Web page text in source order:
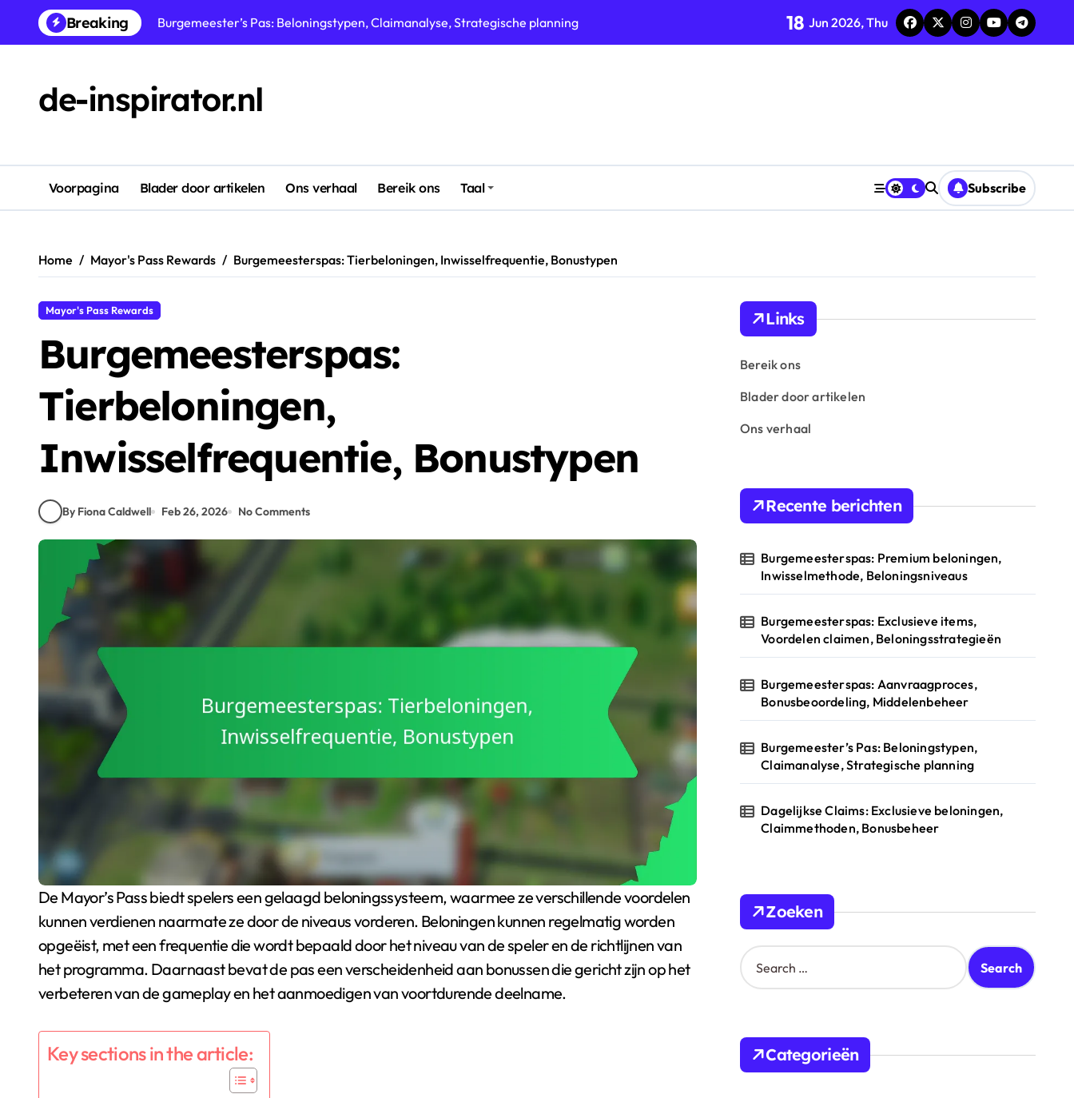
content
Breaking
Dagelijkse Claims: Exclusieve beloningen, Claimmethoden, Bonusbeheer
Burgemeesterspas: Beloningsoptimalisatie, Tijdstip van claimen, Middelenallocatie
Burgemeesterspas: Beloningen claimen, Bonus timing, Strategieontwikkeling
18 Jun 2026, Thu
de-inspirator.nl
Voorpagina Blader door artikelen Ons verhaal Bereik ons Taal Subscribe
Home Mayor's Pass Rewards Burgemeesterspas: Tierbeloningen, Inwisselfrequentie, Bonustypen
Mayor's Pass Rewards
Burgemeesterspas:
Tierbeloningen,
Inwisselfrequentie, Bonustypen
By Fiona Caldwell Feb 26, 2026 No Comments
De Mayor’s Pass biedt spelers een gelaagd beloningssysteem, waarmee ze verschillende voordelen
kunnen verdienen naarmate ze door de niveaus vorderen. Beloningen kunnen regelmatig worden
opgeëist, met een frequentie die wordt bepaald door het niveau van de speler en de richtlijnen van
het programma. Daarnaast bevat de pas een verscheidenheid aan bonussen die gericht zijn op het
verbeteren van de gameplay en het aanmoedigen van voortdurende deelname.
Key sections in the article:
Links
Bereik ons
Blader door artikelen
Ons verhaal
Recente berichten
Burgemeesterspas: Premium beloningen,
Inwisselmethode, Beloningsniveaus
Burgemeesterspas: Exclusieve items,
Voordelen claimen, Beloningsstrategieën
Burgemeesterspas: Aanvraagproces,
Bonusbeoordeling, Middelenbeheer
Burgemeester’s Pas: Beloningstypen,
Claimanalyse, Strategische planning
Dagelijkse Claims: Exclusieve beloningen,
Claimmethoden, Bonusbeheer
Zoeken
S
e
h
o
Categorieën